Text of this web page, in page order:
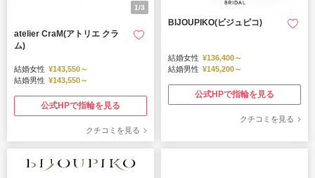
1/3
atelier CraM(アトリエ クラ
ム)
結婚女性 ¥143,550～
結婚男性 ¥143,550～
公式HPで指輪を見る
クチコミを見る
BIJOUPIKO(ビジュピコ)
結婚女性 ¥136,400～
結婚男性 ¥145,200～
公式HPで指輪を見る
クチコミを見る